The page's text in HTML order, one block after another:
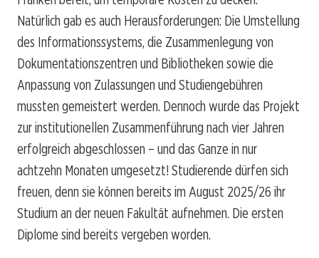
Natürlich gab es auch Herausforderungen: Die Umstellung
des Informationssystems, die Zusammenlegung von
Dokumentationszentren und Bibliotheken sowie die
Anpassung von Zulassungen und Studiengebühren
mussten gemeistert werden. Dennoch wurde das Projekt
zur institutionellen Zusammenführung nach vier Jahren
erfolgreich abgeschlossen – und das Ganze in nur
achtzehn Monaten umgesetzt! Studierende dürfen sich
freuen, denn sie können bereits im August 2025/26 ihr
Studium an der neuen Fakultät aufnehmen. Die ersten
Diplome sind bereits vergeben worden.